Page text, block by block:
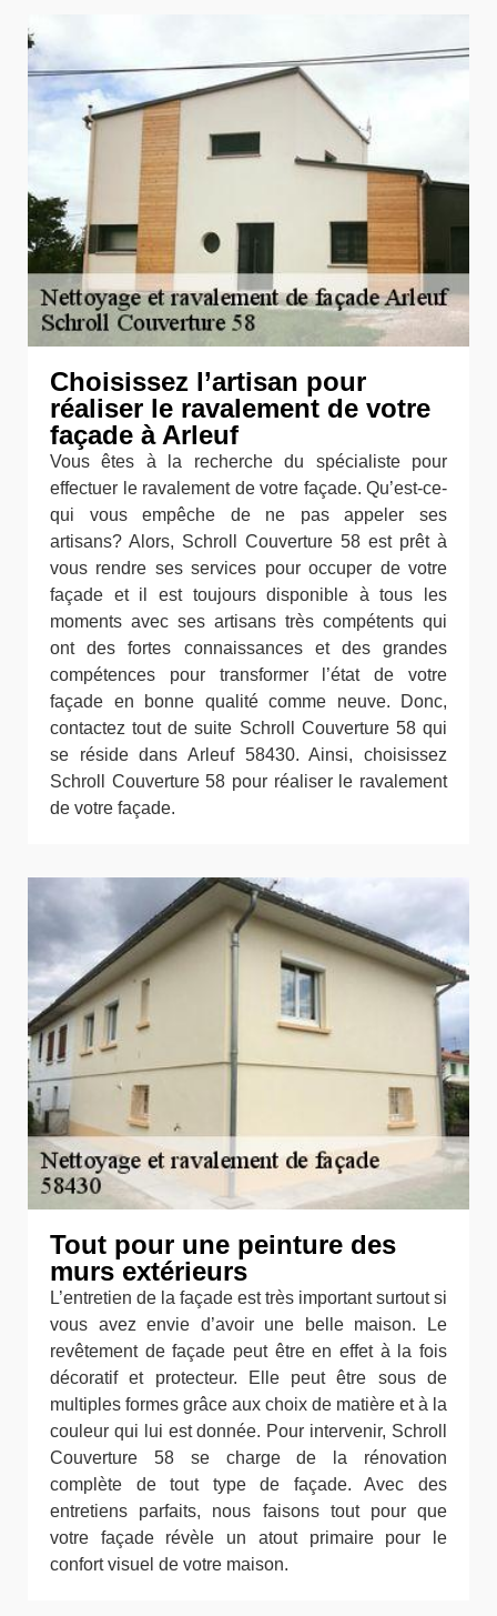
Choisissez l’artisan pour
réaliser le ravalement de votre
façade à Arleuf
Vous êtes à la recherche du spécialiste pour
effectuer le ravalement de votre façade. Qu’est-ce-
qui vous empêche de ne pas appeler ses
artisans? Alors, Schroll Couverture 58 est prêt à
vous rendre ses services pour occuper de votre
façade et il est toujours disponible à tous les
moments avec ses artisans très compétents qui
ont des fortes connaissances et des grandes
compétences pour transformer l’état de votre
façade en bonne qualité comme neuve. Donc,
contactez tout de suite Schroll Couverture 58 qui
se réside dans Arleuf 58430. Ainsi, choisissez
Schroll Couverture 58 pour réaliser le ravalement
de votre façade.
Tout pour une peinture des
murs extérieurs
L’entretien de la façade est très important surtout si
vous avez envie d’avoir une belle maison. Le
revêtement de façade peut être en effet à la fois
décoratif et protecteur. Elle peut être sous de
multiples formes grâce aux choix de matière et à la
couleur qui lui est donnée. Pour intervenir, Schroll
Couverture 58 se charge de la rénovation
complète de tout type de façade. Avec des
entretiens parfaits, nous faisons tout pour que
votre façade révèle un atout primaire pour le
confort visuel de votre maison.